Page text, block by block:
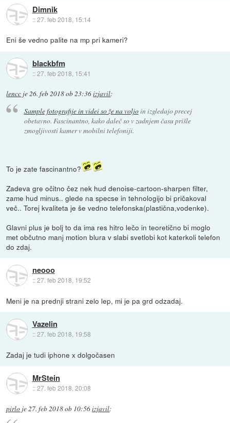
Dimnik
::27. feb 2018, 15:14
Eni še vedno palite na mp pri kameri?
blackbfm
::27. feb 2018, 15:41
lencc je26. feb 2018 ob 23:36izjavil:
Sample fotografije in videi so že na voljoin izgledajo precej
obetavno. Fascinantno, kako daleč so v zadnjem času prišle
zmogljivosti kamer v mobilni telefoniji.
To je zate fascinantno?
Zadeva gre očitno čez nek hud denoise-cartoon-sharpen filter,
zame hud minus.. glede na specse in tehnologijo bi pričakoval
več.. Torej kvaliteta je še vedno telefonska(plastična,vodenke).
Glavni plus je bolj to da ima res hitro lečo in teoretično bi moglo
met občutno manj motion blura v slabi svetlobi kot katerkoli telefon
do zdaj.
neooo
::27. feb 2018, 19:52
Meni je na prednji strani zelo lep, mi je pa grd odzadaj.
Vazelin
::27. feb 2018, 19:58
Zadaj je tudi iphone x dolgočasen
MrStein
::27. feb 2018, 20:08
pirlo je27. feb 2018 ob 10:56izjavil: